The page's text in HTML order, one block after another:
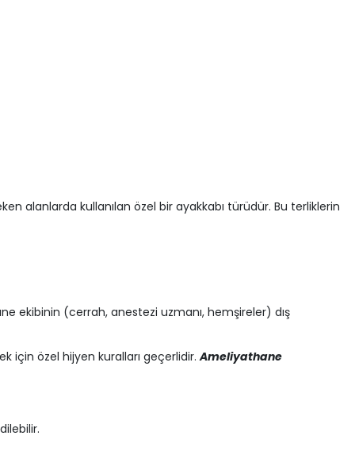
alanlarda kullanılan özel bir ayakkabı türüdür. Bu terliklerin
ekibinin (cerrah, anestezi uzmanı, hemşireler) dış
için özel hijyen kuralları geçerlidir.Ameliyathane